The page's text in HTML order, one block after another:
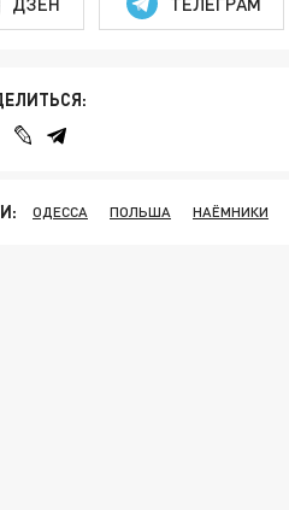
ОДЕССА ПОЛЬША НАЁМНИКИ